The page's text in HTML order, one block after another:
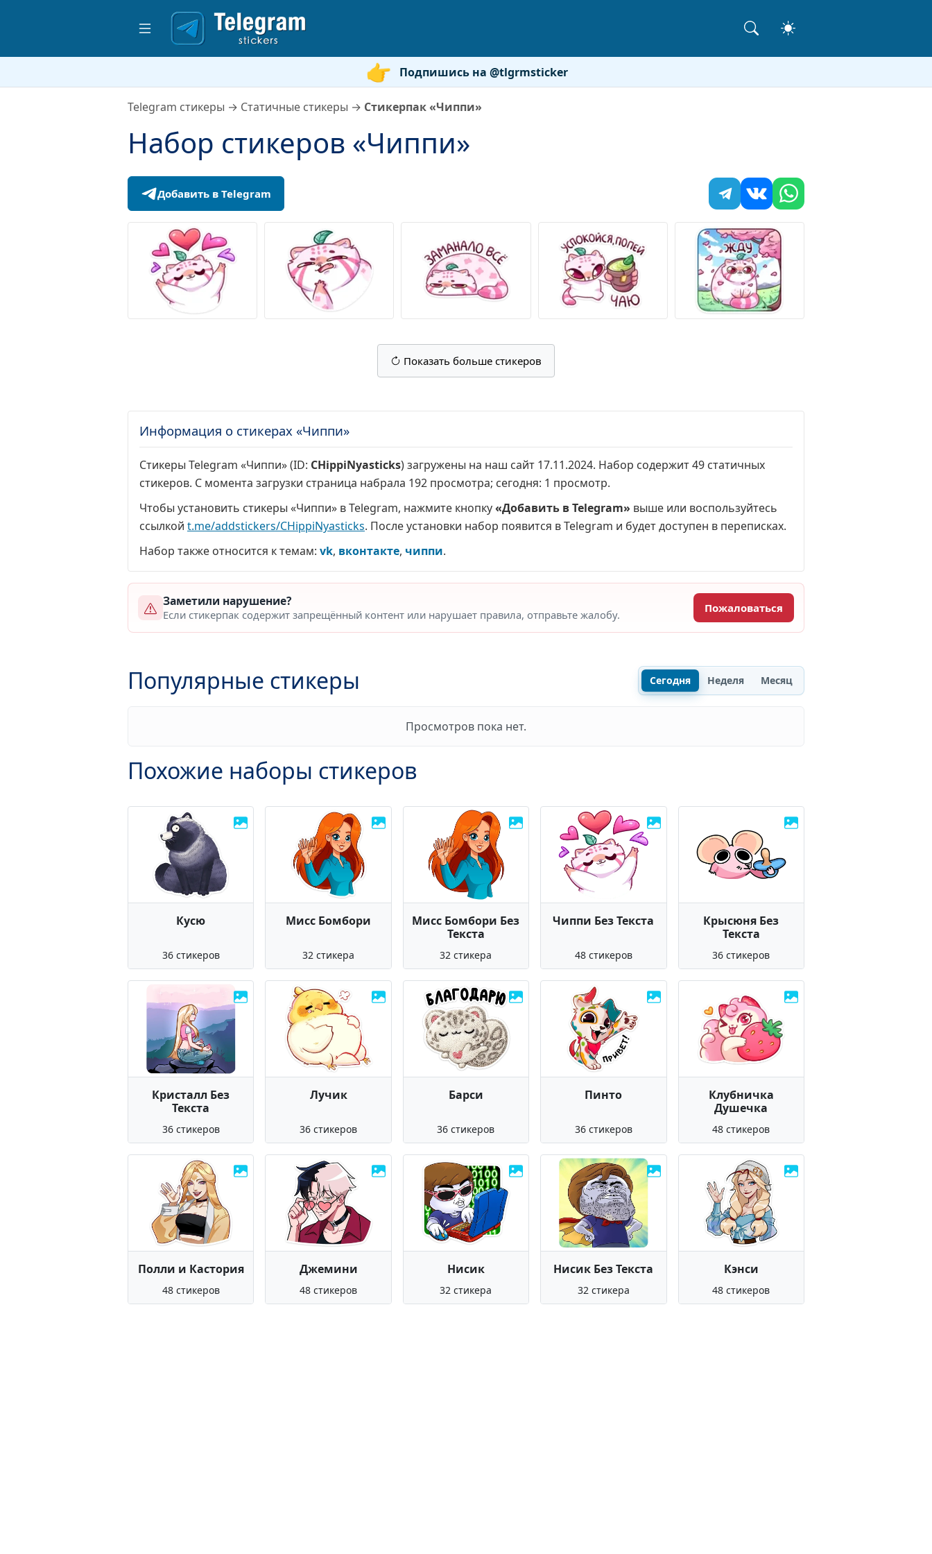
Подпишись на @tlgrmsticker
Telegram стикеры → Статичные стикеры → Стикерпак «Чиппи»
Набор стикеров «Чиппи»
Добавить в Telegram
Показать больше стикеров
Информация о стикерах «Чиппи»
Стикеры Telegram «Чиппи» (ID: CHippiNyasticks) загружены на наш сайт 17.11.2024. Набор содержит 49 статичных
стикеров. С момента загрузки страница набрала 192 просмотра; сегодня: 1 просмотр.
Чтобы установить стикеры «Чиппи» в Telegram, нажмите кнопку«Добавить в Telegram» выше или воспользуйтесь
ссылкой t.me/addstickers/CHippiNyasticks. После установки набор появится в Telegram и будет доступен в переписках.
Набор также относится к темам: vk, вконтакте, чиппи.
Заметили нарушение?
Если стикерпак содержит запрещённый контент или нарушает правила, отправьте жалобу. Пожаловаться
Популярные стикеры Сегодня Неделя Месяц
Просмотров пока нет.
Похожие наборы стикеров
Кусю
36 стикеров
Мисс Бомбори
32 стикера
Мисс Бомбори Без
Текста
32 стикера
Чиппи Без Текста
48 стикеров
Крысюня Без
Текста
36 стикеров
Кристалл Без
Текста
36 стикеров
Лучик
36 стикеров
Барси
36 стикеров
Пинто
36 стикеров
Клубничка
Душечка
48 стикеров
Полли и Кастория
48 стикеров
Джемини
48 стикеров
Нисик
32 стикера
Нисик Без Текста
32 стикера
Кэнси
48 стикеров